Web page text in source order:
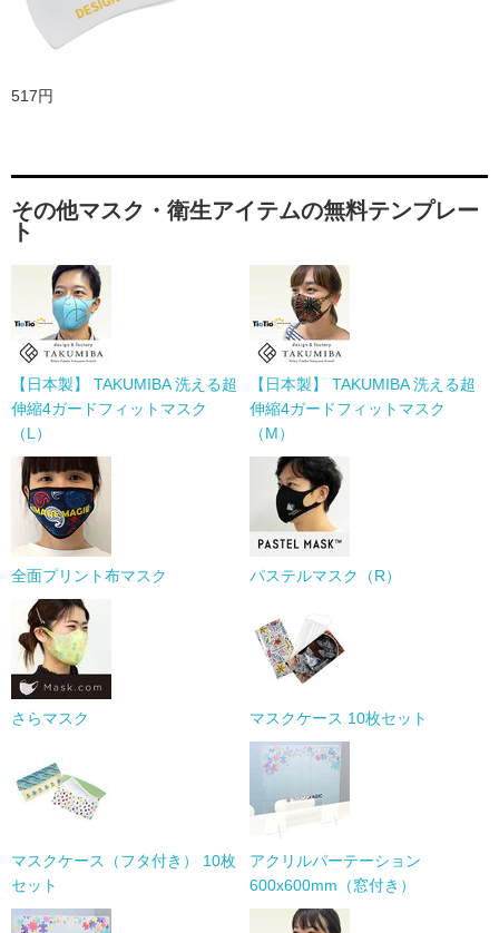
517円
その他マスク・衛生アイテムの無料テンプレー
ト
【日本製】 TAKUMIBA 洗える超
伸縮4ガードフィットマスク
（L）
【日本製】 TAKUMIBA 洗える超
伸縮4ガードフィットマスク
（M）
全面プリント布マスク パステルマスク（R）
さらマスク マスクケース 10枚セット
マスクケース（フタ付き） 10枚
セット
アクリルパーテーション
600x600mm（窓付き）